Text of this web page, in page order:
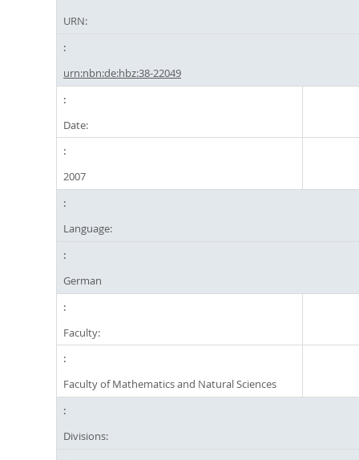
URN:
urn:nbn:de:hbz:38-22049
Date:
2007
Language:
German
Faculty:
Faculty of Mathematics and Natural Sciences
Divisions: